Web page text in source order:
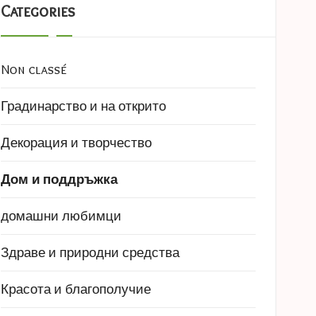
Categories
Non classé
Градинарство и на открито
Декорация и творчество
Дом и поддръжка
домашни любимци
Здраве и природни средства
Красота и благополучие